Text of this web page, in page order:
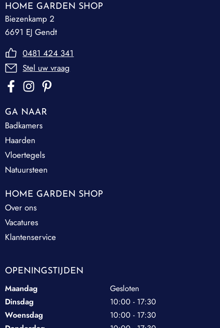
HOME GARDEN SHOP
Biezenkamp 2
6691 EJ Gendt
0481 424 341
Stel uw vraag
GA NAAR
Badkamers
Haarden
Vloertegels
Natuursteen
HOME GARDEN SHOP
Over ons
Vacatures
Klantenservice
OPENINGSTIJDEN
Maandag
Gesloten
Dinsdag
10:00 - 17:30
Woensdag
10:00 - 17:30